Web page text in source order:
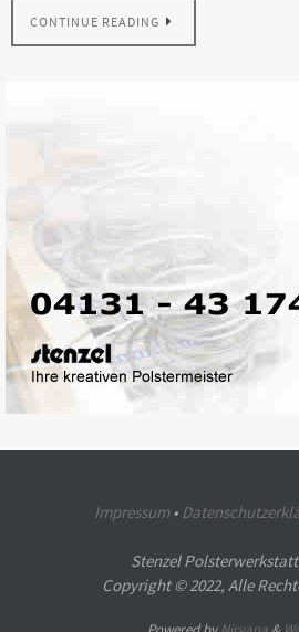
CONTINUE READING
Impressum•
Stenzel
Copyright © 2022, Alle